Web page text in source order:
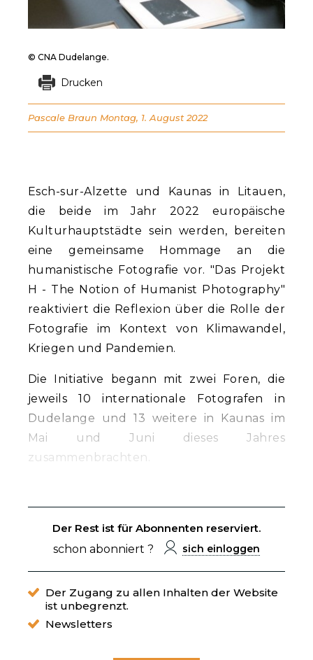
Esch-sur-Alzette und Kaunas in Litauen,
die beide im Jahr 2022 europäische
Kulturhauptstädte sein werden, bereiten
eine gemeinsame Hommage an die
humanistische Fotografie vor. "Das Projekt
H - The Notion of Humanist Photography"
reaktiviert die Reflexion über die Rolle der
Fotografie im Kontext von Klimawandel,
Kriegen und Pandemien.
Die Initiative begann mit zwei Foren, die
jeweils 10 internationale Fotografen in
Dudelange und 13 weitere in Kaunas im
Mai und Juni dieses Jahres
zusammenbrachten.
Der Rest ist für Abonnenten reserviert.
schon abonniert ?
sich einloggen
Der Zugang zu allen Inhalten der Website
ist unbegrenzt.
Newsletters
© CNA Dudelange.
Drucken
Pascale Braun Montag, 1. August 2022